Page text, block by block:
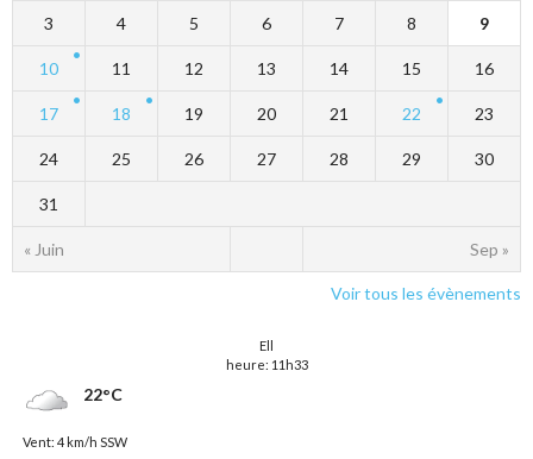
« Juin Sep »
3 4 5 6 7 8 9
10 11 12 13 14 15 16
17 18 19 20 21 22 23
24 25 26 27 28 29 30
31
Voir tous les évènements
Ell
heure: 11h33
22°C
Vent: 4 km/h SSW